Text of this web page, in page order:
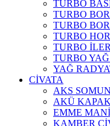
TURBO
TURBO
TURBO
TURBO
TURBO
TURBO
YAĞ
CİVATA
AKS SOMUN
AKÜ
EMME
KAMBER